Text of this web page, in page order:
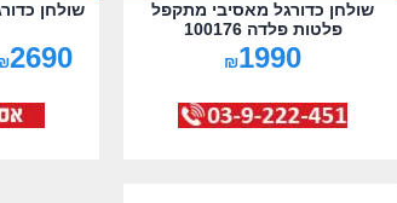
שולחן כדורגל מאסיבי מתקפל
פלטות פלדה 100176
₪1990
שולחן
2690